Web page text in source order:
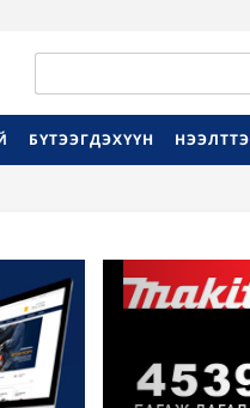
БҮТЭЭГДЭХҮҮН